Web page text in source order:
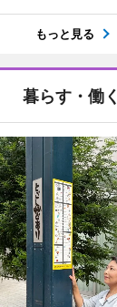
もっと見る
暮らす・働く